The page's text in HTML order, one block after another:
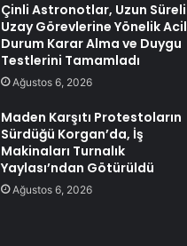
Çinli Astronotlar, Uzun Süreli
Uzay Görevlerine Yönelik Acil
Durum Karar Alma ve Duygu
Testlerini Tamamladı
Ağustos 6, 2026
Maden Karşıtı Protestoların
Sürdüğü Korgan’da, İş
Makinaları Turnalık
Yaylası’ndan Götürüldü
Ağustos 6, 2026